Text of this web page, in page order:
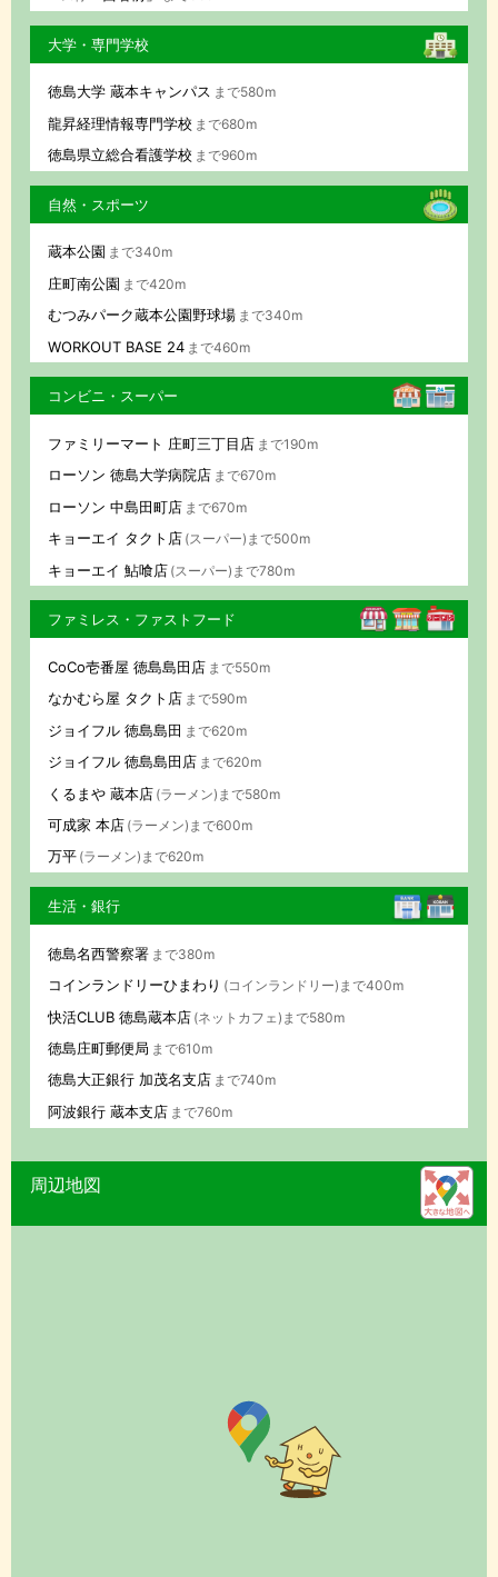
大学・専門学校
徳島大学 蔵本キャンパス まで580m
龍昇経理情報専門学校 まで680m
徳島県立総合看護学校 まで960m
自然・スポーツ
蔵本公園 まで340m
庄町南公園 まで420m
むつみパーク蔵本公園野球場 まで340m
WORKOUT BASE 24 まで460m
コンビニ・スーパー
ファミリーマート 庄町三丁目店 まで190m
ローソン 徳島大学病院店 まで670m
ローソン 中島田町店 まで670m
キョーエイ タクト店 (スーパー)まで500m
キョーエイ 鮎喰店 (スーパー)まで780m
ファミレス・ファストフード
CoCo壱番屋 徳島島田店 まで550m
なかむら屋 タクト店 まで590m
ジョイフル 徳島島田 まで620m
ジョイフル 徳島島田店 まで620m
くるまや 蔵本店 (ラーメン)まで580m
可成家 本店 (ラーメン)まで600m
万平 (ラーメン)まで620m
生活・銀行
徳島名西警察署 まで380m
コインランドリーひまわり (コインランドリー)まで400m
快活CLUB 徳島蔵本店 (ネットカフェ)まで580m
徳島庄町郵便局 まで610m
徳島大正銀行 加茂名支店 まで740m
阿波銀行 蔵本支店 まで760m
周辺地図